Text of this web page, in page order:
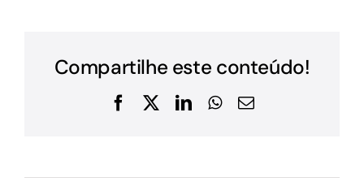
Compartilhe este conteúdo!
Facebook
X LinkedInWhatsApp
E-